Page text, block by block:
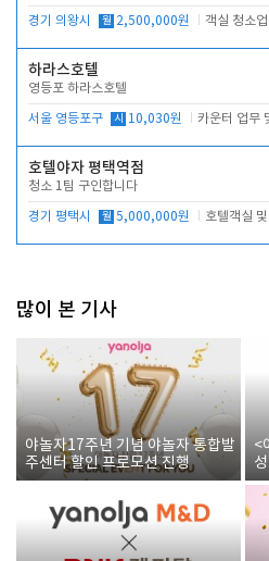
경기 의왕시 월 2,500,000원 객실 청소
하라스호텔
영등포 하라스호텔
서울 영등포구 시 10,030원
호텔야자 평택역점
청소 1팀 구인합니다
경기 평택시 월 5,000,000원
많이 본 기사
야놀자17주년 기념 야놀자 통합발
주센터 할인 프로모션 진행
<